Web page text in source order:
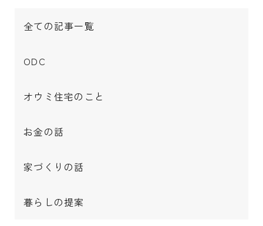
全ての記事一覧
ODC
オウミ住宅のこと
お金の話
家づくりの話
暮らしの提案